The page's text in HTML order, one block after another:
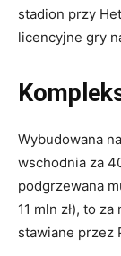
stadion przy
licencyjne gry
Wybudowana
wschodnia za
podgrzewana
11 mln zł), to
stawiane przez